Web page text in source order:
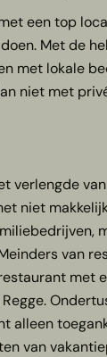
een top
Met de
lokale
met
verlengde
niet
van
met